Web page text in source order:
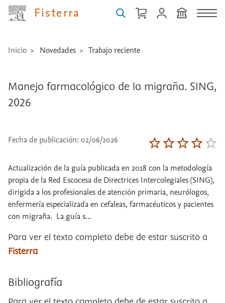
Fisterra
Inicio Novedades Trabajo reciente
Manejo farmacológico de la migraña. SING,
2026
Fecha de publicación: 02/06/2026
Actualización de la guía publicada en 2018 con la metodología
propia de la Red Escocesa de Directrices Intercolegiales (SING),
dirigida a los profesionales de atención primaria, neurólogos,
enfermería especializada en cefaleas, farmacéuticos y pacientes
con migraña. La guía s...
Para ver el texto completo debe de estar suscrito a
Fisterra
Bibliografía